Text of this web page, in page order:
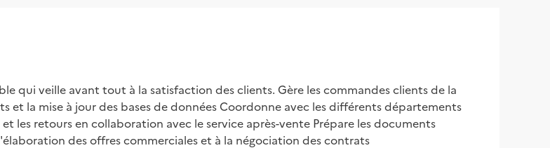
qui veille avant tout à la satisfaction des clients. Gère les commandes clients de la
et la mise à jour des bases de données Coordonne avec les différents départements
les retours en collaboration avec le service après-vente Prépare les documents
des offres commerciales et à la négociation des contrats